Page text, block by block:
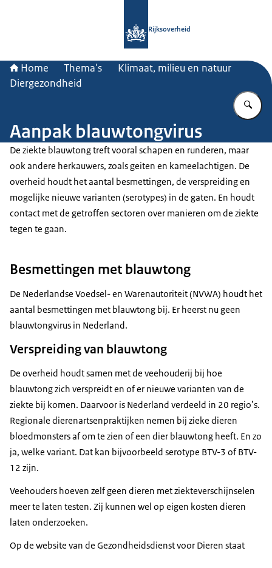
Rijksoverheid
Home Thema's
Klimaat, milieu en natuur
Diergezondheid
Aanpak blauwtongvirus
De ziekte blauwtong treft vooral schapen en runderen, maar
ook andere herkauwers, zoals geiten en kameelachtigen. De
overheid houdt het aantal besmettingen, de verspreiding en
mogelijke nieuwe varianten (serotypes) in de gaten. En houdt
contact met de getroffen sectoren over manieren om de ziekte
tegen te gaan.
Besmettingen met blauwtong
De Nederlandse Voedsel- en Warenautoriteit (NVWA) houdt het
aantal besmettingen met blauwtong bij. Er heerst nu geen
blauwtongvirus in Nederland.
Verspreiding van blauwtong
De overheid houdt samen met de veehouderij bij hoe
blauwtong zich verspreidt en of er nieuwe varianten van de
ziekte bij komen. Daarvoor is Nederland verdeeld in 20 regio’s.
Regionale dierenartsenpraktijken nemen bij zieke dieren
bloedmonsters af om te zien of een dier blauwtong heeft. En zo
ja, welke variant. Dat kan bijvoorbeeld serotype BTV-3 of BTV-
12 zijn.
Veehouders hoeven zelf geen dieren met ziekteverschijnselen
meer te laten testen. Zij kunnen wel op eigen kosten dieren
laten onderzoeken.
Op de website van de Gezondheidsdienst voor Dieren staat